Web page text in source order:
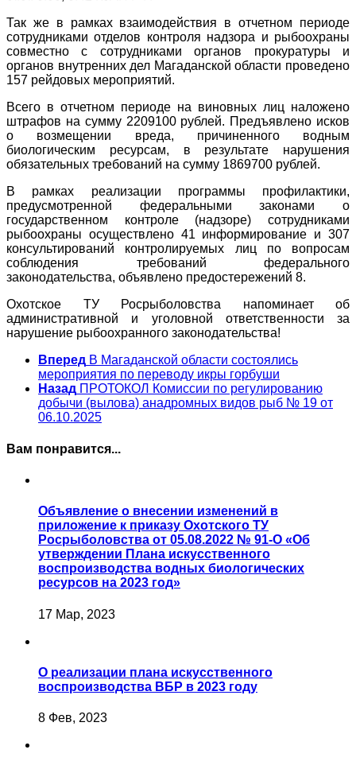
Так же в рамках взаимодействия в отчетном периоде
сотрудниками отделов контроля надзора и рыбоохраны
совместно с сотрудниками органов прокуратуры и
органов внутренних дел Магаданской области проведено
157 рейдовых мероприятий.
Всего в отчетном периоде на виновных лиц наложено
штрафов на сумму 2209100 рублей. Предъявлено исков
о возмещении вреда, причиненного водным
биологическим ресурсам, в результате нарушения
обязательных требований на сумму 1869700 рублей.
В рамках реализации программы профилактики,
предусмотренной федеральными законами о
государственном контроле (надзоре) сотрудниками
рыбоохраны осуществлено 41 информирование и 307
консультирований контролируемых лиц по вопросам
соблюдения требований федерального
законодательства, объявлено предостережений 8.
Охотское ТУ Росрыболовства напоминает об
административной и уголовной ответственности за
нарушение рыбоохранного законодательства!
Вперед В Магаданской области состоялись
мероприятия по переводу икры горбуши
Назад ПРОТОКОЛ Комиссии по регулированию
добычи (вылова) анадромных видов рыб № 19 от
06.10.2025
Вам понравится...
Объявление о внесении изменений в
приложение к приказу Охотского ТУ
Росрыболовства от 05.08.2022 № 91-О «Об
утверждении Плана искусственного
воспроизводства водных биологических
ресурсов на 2023 год»
17 Мар, 2023
О реализации плана искусственного
воспроизводства ВБР в 2023 году
8 Фев, 2023